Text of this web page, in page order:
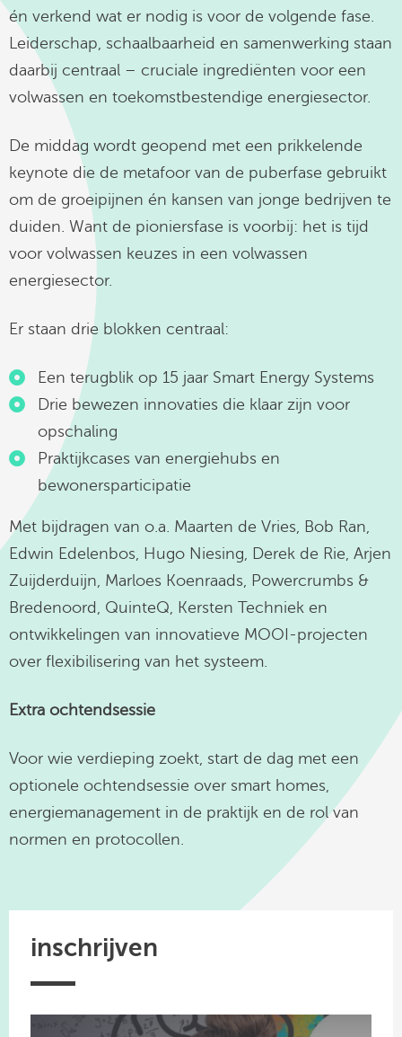
én verkend wat er nodig is voor de volgende fase.
Leiderschap, schaalbaarheid en samenwerking staan
daarbij centraal – cruciale ingrediënten voor een
volwassen en toekomstbestendige energiesector.
De middag wordt geopend met een prikkelende
keynote die de metafoor van de puberfase gebruikt
om de groeipijnen én kansen van jonge bedrijven te
duiden. Want de pioniersfase is voorbij: het is tijd
voor volwassen keuzes in een volwassen
energiesector.
Er staan drie blokken centraal:
Een terugblik op 15 jaar Smart Energy Systems
Drie bewezen innovaties die klaar zijn voor
opschaling
Praktijkcases van energiehubs en
bewonersparticipatie
Met bijdragen van o.a. Maarten de Vries, Bob Ran,
Edwin Edelenbos, Hugo Niesing, Derek de Rie, Arjen
Zuijderduijn, Marloes Koenraads, Powercrumbs &
Bredenoord, QuinteQ, Kersten Techniek en
ontwikkelingen van innovatieve MOOI-projecten
over flexibilisering van het systeem.
Extra ochtendsessie
Voor wie verdieping zoekt, start de dag met een
optionele ochtendsessie over smart homes,
energiemanagement in de praktijk en de rol van
normen en protocollen.
inschrijven